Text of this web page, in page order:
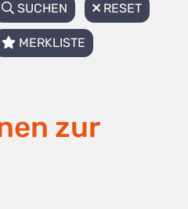
SUCHEN RESET
MERKLISTE
zur